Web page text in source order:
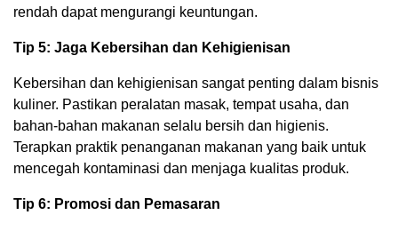
rendah dapat mengurangi keuntungan.
Tip 5: Jaga Kebersihan dan Kehigienisan
Kebersihan dan kehigienisan sangat penting dalam bisnis
kuliner. Pastikan peralatan masak, tempat usaha, dan
bahan-bahan makanan selalu bersih dan higienis.
Terapkan praktik penanganan makanan yang baik untuk
mencegah kontaminasi dan menjaga kualitas produk.
Tip 6: Promosi dan Pemasaran